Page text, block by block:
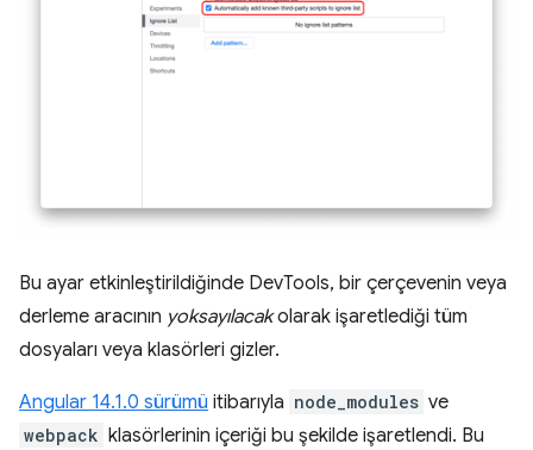
Bu ayar etkinleştirildiğinde DevTools, bir çerçevenin veya
derleme aracının yoksayılacakolarak işaretlediği tüm
dosyaları veya klasörleri gizler.
Angular 14.1.0 sürümü itibarıyla node_modules ve
webpack klasörlerinin içeriği bu şekilde işaretlendi. Bu